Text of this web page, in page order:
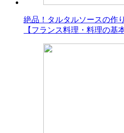
絶品！タルタルソースの作
【フランス料理・料理の基本